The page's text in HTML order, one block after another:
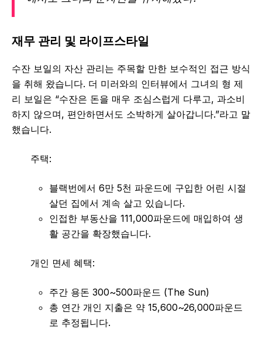
재무 관리 및 라이프스타일
수잔 보일의 자산 관리는 주목할 만한 보수적인 접근 방식
을 취해 왔습니다. 더 미러와의 인터뷰에서 그녀의 형 제
리 보일은 “수잔은 돈을 매우 조심스럽게 다루고, 과소비
하지 않으며, 편안하면서도 소박하게 살아갑니다.”라고 말
했습니다.
주택:
블랙번에서 6만 5천 파운드에 구입한 어린 시절
살던 집에서 계속 살고 있습니다.
인접한 부동산을 111,000파운드에 매입하여 생
활 공간을 확장했습니다.
개인 면세 혜택:
주간 용돈 300~500파운드 (The Sun)
총 연간 개인 지출은 약 15,600~26,000파운드
로 추정됩니다.